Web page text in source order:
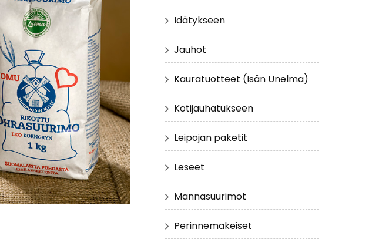
Idätykseen
Jauhot
Kauratuotteet (Isän Unelma)
Kotijauhatukseen
Leipojan paketit
Leseet
Mannasuurimot
Perinnemakeiset